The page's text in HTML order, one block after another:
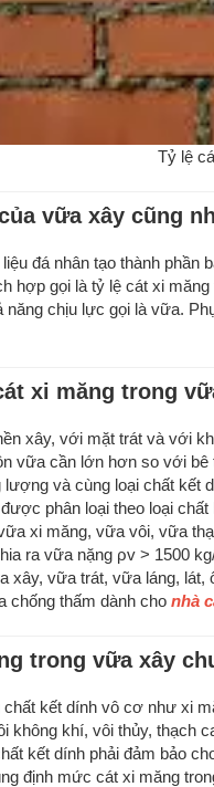
Tỷ lệ
vữa xây cũng
đá nhân tạo thành phần
hợp gọi là tỷ lệ cát xi
chịu lực gọi là vữa.
xi măng trong
xây, với mặt trát và với
vữa cần lớn hơn so với
và cùng loại chất kết
phân loại theo loại
xi măng, vữa vôi, vữa
ra vữa nặng ρv > 1500
xây, vữa trát, vữa láng,
chống thấm dành cho nhà
trong vữa xây
kết dính vô cơ như xi
không khí, vôi thủy, thạch
kết dính phải đảm bảo
định mức cát xi măng